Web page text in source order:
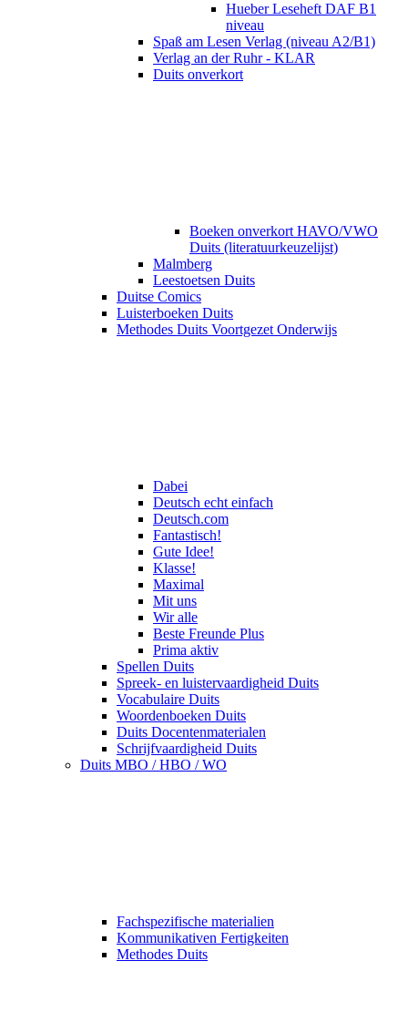
Hueber Leseheft DAF B1
niveau
Spaß am Lesen Verlag (niveau A2/B1)
Verlag an der Ruhr - KLAR
Duits onverkort
Boeken onverkort HAVO/VWO
Duits (literatuurkeuzelijst)
Malmberg
Leestoetsen Duits
Duitse Comics
Luisterboeken Duits
Methodes Duits Voortgezet Onderwijs
Dabei
Deutsch echt einfach
Deutsch.com
Fantastisch!
Gute Idee!
Klasse!
Maximal
Mit uns
Wir alle
Beste Freunde Plus
Prima aktiv
Spellen Duits
Spreek- en luistervaardigheid Duits
Vocabulaire Duits
Woordenboeken Duits
Duits Docentenmaterialen
Schrijfvaardigheid Duits
Duits MBO / HBO / WO
Fachspezifische materialien
Kommunikativen Fertigkeiten
Methodes Duits